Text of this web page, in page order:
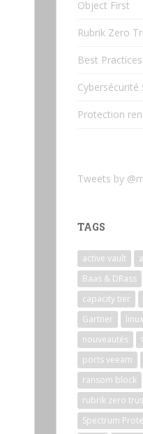
Object First
Rubrik Zero
Best
Protection
Tweets by
TAGS
active vault
Baas & DRass
capacity tier
Gartner
linux
nouveautés
ports veeam
ransom block
rubrik zero
Spectrum